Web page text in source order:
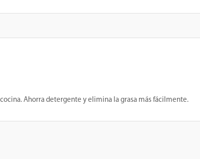
Ahorra detergente y elimina la grasa más fácilmente.